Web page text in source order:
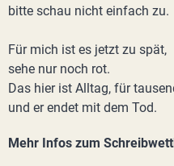
bitte schau nicht einfach zu.
Für mich ist es jetzt zu spät,
sehe nur noch rot.
Das hier ist Alltag, für
und er endet mit dem Tod.
Mehr Infos zum